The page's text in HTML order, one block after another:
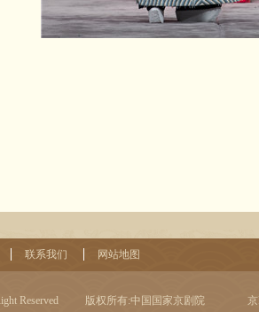
联系我们 网站地图
Reserved 版权所有:中国国家京剧院